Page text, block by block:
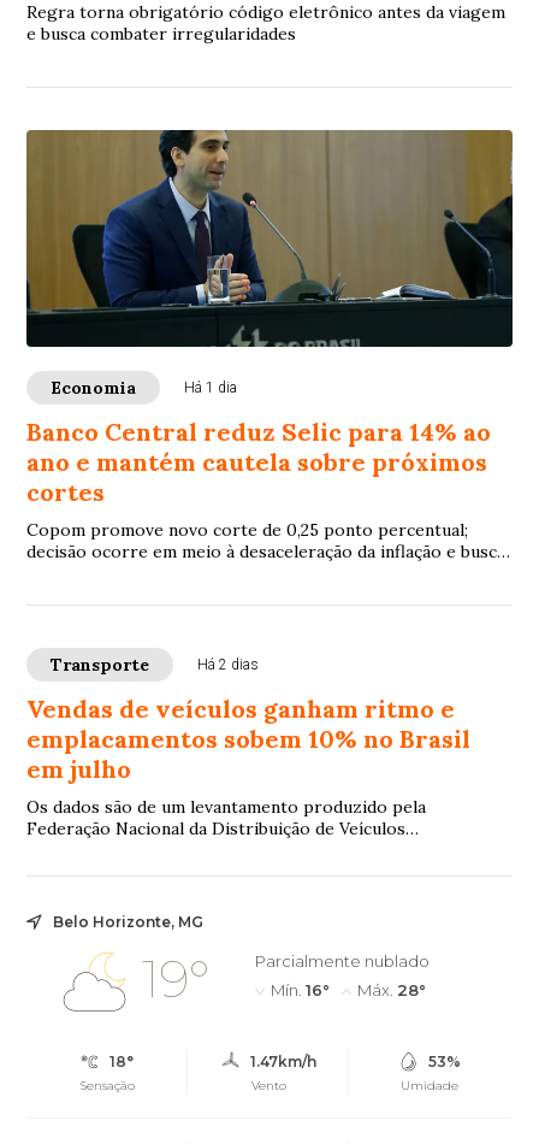
Regra torna obrigatório código eletrônico antes da viagem
e busca combater irregularidades
Economia Há 1 dia
Banco Central reduz Selic para 14% ao
ano e mantém cautela sobre próximos
cortes
Copom promove novo corte de 0,25 ponto percentual;
decisão ocorre em meio à desaceleração da inflação e busca
Transporte Há 2 dias
Vendas de veículos ganham ritmo e
emplacamentos sobem 10% no Brasil
em julho
Os dados são de um levantamento produzido pela
Federação Nacional da Distribuição de Veículos
Belo Horizonte, MG
19°
Parcialmente nublado
Mín. 16° Máx. 28°
18°
Sensação
1.47km/h
Vento
53%
Umidade